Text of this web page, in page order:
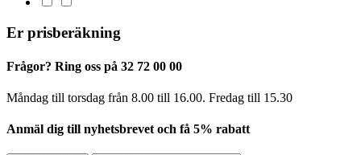
Er prisberäkning
Frågor? Ring oss på 32 72 00 00
Måndag till torsdag från 8.00 till 16.00. Fredag ​​till 15.30
Anmäl dig till nyhetsbrevet och få 5% rabatt